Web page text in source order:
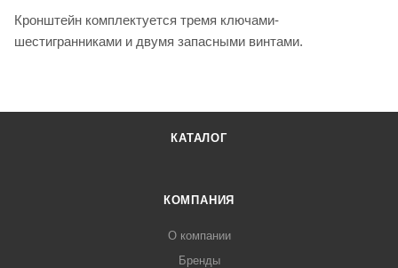
Кронштейн комплектуется тремя ключами-
шестигранниками и двумя запасными винтами.
КАТАЛОГ
КОМПАНИЯ
О компании
Бренды